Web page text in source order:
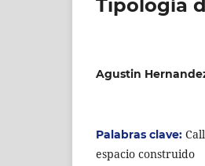
Tipología
Agustin
Palabras clave:
espacio construido